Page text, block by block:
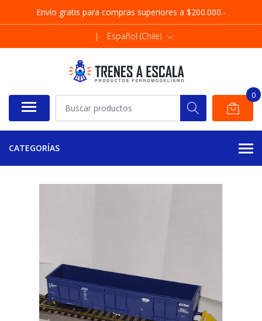
Envío gratis para compras superiores a $200.000.-
| Español (Chile)
0
CATEGORÍAS